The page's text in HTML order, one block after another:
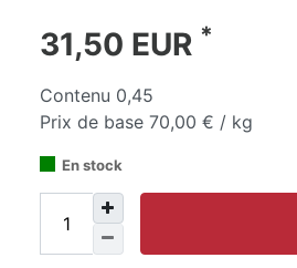
31,50 EUR *
Contenu 0,45
Prix de base 70,00 € / kg
En stock